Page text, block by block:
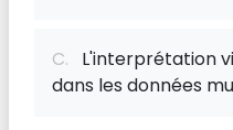
C. L'interprétation
dans les données